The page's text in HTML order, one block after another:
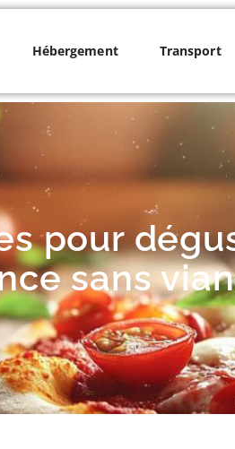
Hébergement Transport
pour
sans